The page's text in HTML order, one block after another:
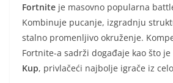
Fortnite je masovno popularna
Kombinuje pucanje, izgradnju
stalno promenljivo okruženje.
Fortnite-a sadrži događaje kao što je
Kup, privlačeći najbolje igrače iz